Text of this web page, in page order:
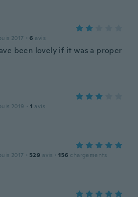
2017 · 6 avis
been lovely if it was a proper
2019 · 1 avis
2017 · 529 avis · 156 chargements